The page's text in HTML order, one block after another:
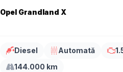
Opel Grandland X
Diesel Automată
144.000 km